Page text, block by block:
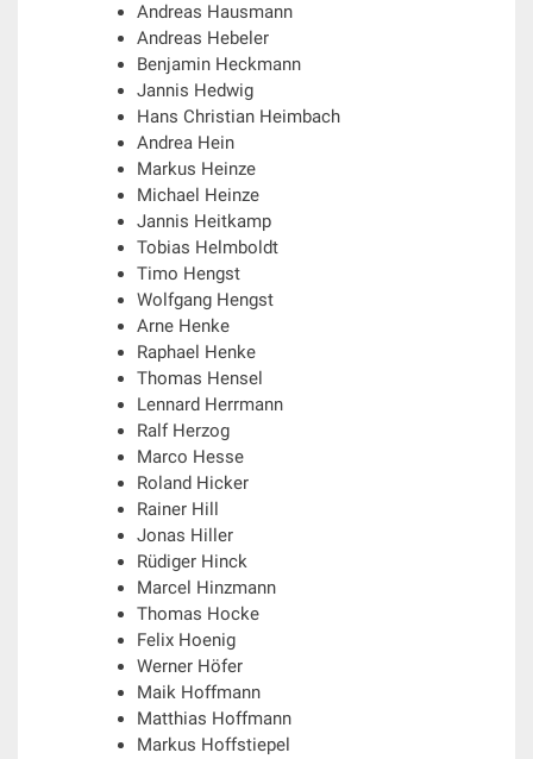
Andreas Hausmann
Andreas Hebeler
Benjamin Heckmann
Jannis Hedwig
Hans Christian Heimbach
Andrea Hein
Markus Heinze
Michael Heinze
Jannis Heitkamp
Tobias Helmboldt
Timo Hengst
Wolfgang Hengst
Arne Henke
Raphael Henke
Thomas Hensel
Lennard Herrmann
Ralf Herzog
Marco Hesse
Roland Hicker
Rainer Hill
Jonas Hiller
Rüdiger Hinck
Marcel Hinzmann
Thomas Hocke
Felix Hoenig
Werner Höfer
Maik Hoffmann
Matthias Hoffmann
Markus Hoffstiepel